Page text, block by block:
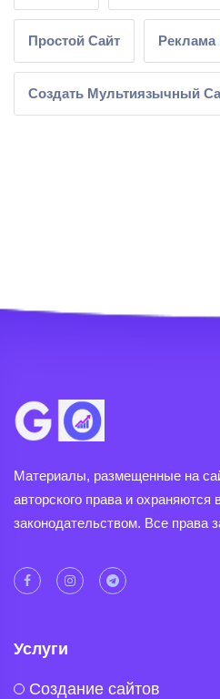
Простой Сайт Реклама
Создать Мультиязычный
Материалы, размещенные на
авторского права и охраняются
законодательством. Все права
Услуги
Создание сайтов